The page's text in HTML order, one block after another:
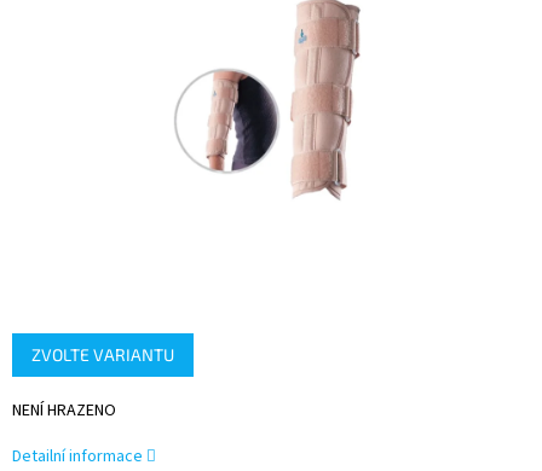
ZVOLTE VARIANTU
NENÍ HRAZENO
Detailní informace